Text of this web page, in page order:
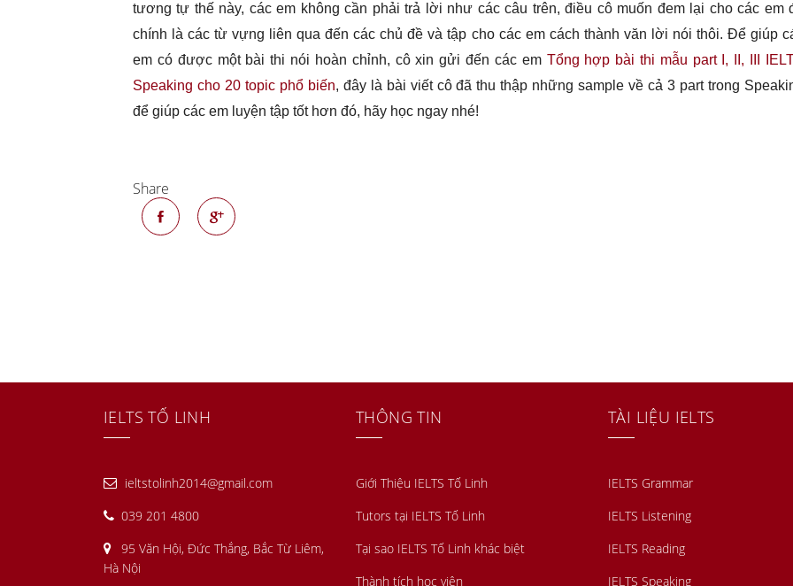
tương tự thế này, các em không cần phải trả lời như các câu trên, điều cô muốn đem lại cho các em
chính là các từ vựng liên qua đến các chủ đề và tập cho các em cách thành văn lời nói thôi. Để giúp
em có được một bài thi nói hoàn chỉnh, cô xin gửi đến các em Tổng hợp bài thi mẫu part I, II, III
Speaking cho 20 topic phổ biến, đây là bài viết cô đã thu thập những sample về cả 3 part trong
để giúp các em luyện tập tốt hơn đó, hãy học ngay nhé!
Share
IELTS TỐ LINH
ieltstolinh2014@gmail.com
039 201 4800
95 Văn Hội, Đức Thắng, Bắc Từ Liêm,
Hà Nội
THÔNG TIN
Giới Thiệu IELTS Tố Linh
Tutors tại IELTS Tố Linh
Tại sao IELTS Tố Linh khác biệt
Thành tích học viên
TÀI LIỆU IELTS
IELTS Grammar
IELTS Listening
IELTS Reading
IELTS Speaking